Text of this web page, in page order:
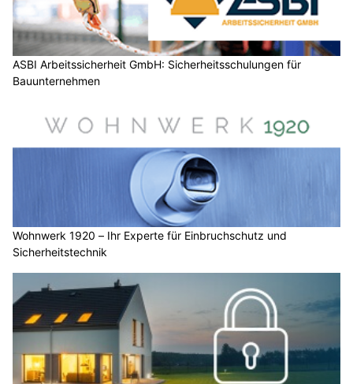
ASBI Arbeitssicherheit GmbH: Sicherheitsschulungen für
Bauunternehmen
Wohnwerk 1920 – Ihr Experte für Einbruchschutz und
Sicherheitstechnik